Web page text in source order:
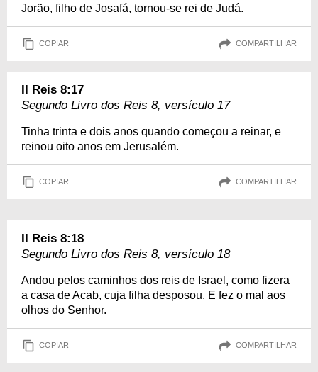
Jorão, filho de Josafá, tornou-se rei de Judá.
COPIAR COMPARTILHAR
II Reis 8:17
Segundo Livro dos Reis 8, versículo 17
Tinha trinta e dois anos quando começou a reinar, e
reinou oito anos em Jerusalém.
COPIAR COMPARTILHAR
II Reis 8:18
Segundo Livro dos Reis 8, versículo 18
Andou pelos caminhos dos reis de Israel, como fizera
a casa de Acab, cuja filha desposou. E fez o mal aos
olhos do Senhor.
COPIAR COMPARTILHAR